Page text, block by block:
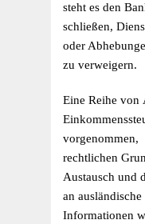
steht es den
schließen,
oder
zu verweigern.
Eine Reihe von
vorgenommen,
rechtlichen
Austausch und
an
Informationen